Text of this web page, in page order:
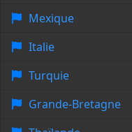
Mexique
Italie
Turquie
Grande-Bretagne